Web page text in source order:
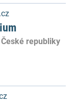
republiky